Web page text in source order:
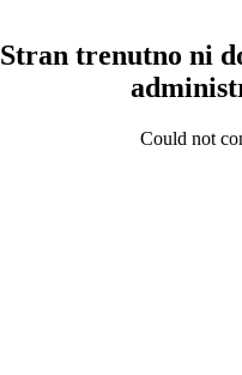
Stran trenutno ni
Could not